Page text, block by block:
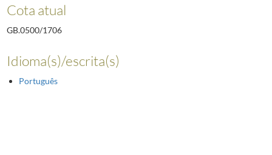
Cota atual
GB.0500/1706
Idioma(s)/escrita(s)
Português